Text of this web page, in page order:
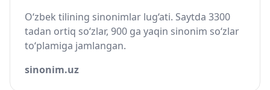
O‘zbek tilining sinonimlar lug‘ati. Saytda 3300
tadan ortiq so‘zlar, 900 ga yaqin sinonim so‘zlar
to‘plamiga jamlangan.
sinonim.uz